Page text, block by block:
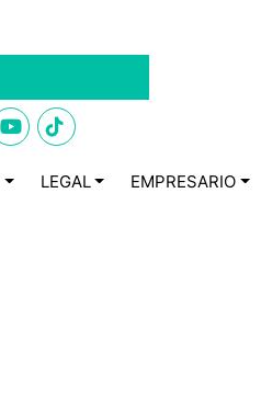
LEGAL EMPRESARIO